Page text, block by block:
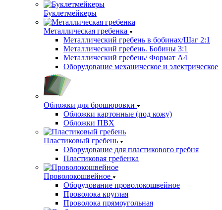
Буклетмейкеры
Металлическая гребенка
Металлический гребень в бобинах/Шаг 2:1
Металлический гребень. Бобины 3:1
Металлический гребень/ Формат А4
Оборудование механическое и электрическое
Обложки для брошюровки
Обложки картонные (под кожу)
Обложки ПВХ
Пластиковый гребень
Оборудование для пластикового гребня
Пластиковая гребенка
Проволокошвейное
Оборудование проволокошвейное
Проволока круглая
Проволока прямоугольная